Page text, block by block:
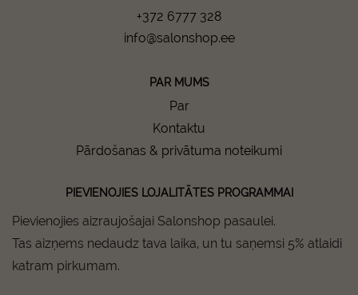
+372 6777 328
info@salonshop.ee
PAR MUMS
Par
Kontaktu
Pārdošanas & privātuma noteikumi
PIEVIENOJIES LOJALITĀTES PROGRAMMAI
Pievienojies aizraujošajai Salonshop pasaulei.
Tas aizņems nedaudz tava laika, un tu saņemsi 5% atlaidi
katram pirkumam.